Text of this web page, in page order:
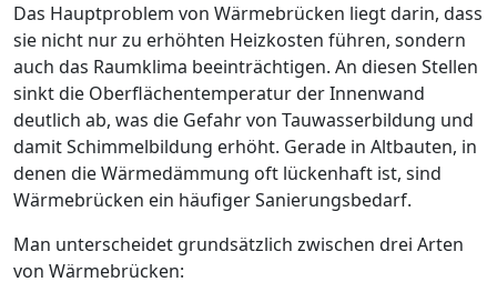
Das Hauptproblem von Wärmebrücken liegt darin, dass
sie nicht nur zu erhöhten Heizkosten führen, sondern
auch das Raumklima beeinträchtigen. An diesen Stellen
sinkt die Oberflächentemperatur der Innenwand
deutlich ab, was die Gefahr von Tauwasserbildung und
damit Schimmelbildung erhöht. Gerade in Altbauten, in
denen die Wärmedämmung oft lückenhaft ist, sind
Wärmebrücken ein häufiger Sanierungsbedarf.
Man unterscheidet grundsätzlich zwischen drei Arten
von Wärmebrücken: